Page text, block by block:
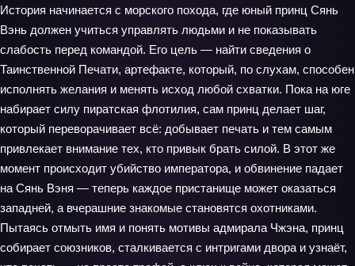
История начинается с морского похода, где юный принц Сянь
Вэнь должен учиться управлять людьми и не показывать
слабость перед командой. Его цель — найти сведения о
Таинственной Печати, артефакте, который, по слухам, способен
исполнять желания и менять исход любой схватки. Пока на юге
набирает силу пиратская флотилия, сам принц делает шаг,
который переворачивает всё: добывает печать и тем самым
привлекает внимание тех, кто привык брать силой. В этот же
момент происходит убийство императора, и обвинение падает
на Сянь Вэня — теперь каждое пристанище может оказаться
западней, а вчерашние знакомые становятся охотниками.
Пытаясь отмыть имя и понять мотивы адмирала Чжэна, принц
собирает союзников, сталкивается с интригами двора и узнаёт,